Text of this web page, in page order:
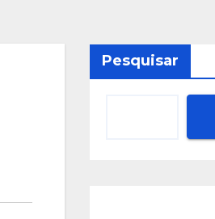
Pesquisar